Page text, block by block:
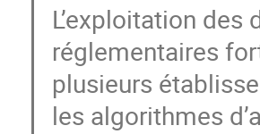
L’exploitation
réglementaires
plusieurs
les algorithmes